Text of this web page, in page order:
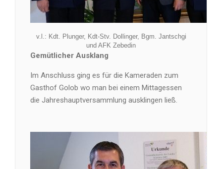
v.l.: Kdt. Plunger, Kdt-Stv. Dollinger, Bgm. Jantschgi
und AFK Zebedin
Gemütlicher Ausklang
Im Anschluss ging es für die Kameraden zum
Gasthof Golob wo man bei einem Mittagessen
die Jahreshauptversammlung ausklingen ließ.